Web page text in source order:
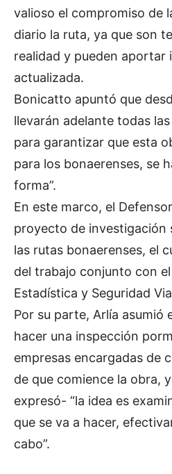
valioso el compromiso de
diario la ruta, ya que son
realidad y pueden aportar
actualizada.
Bonicatto apuntó que
llevarán adelante todas
para garantizar que esta
para los bonaerenses, se
forma”.
En este marco, el
proyecto de investigación
las rutas bonaerenses, el
del trabajo conjunto con
Estadística y Seguridad
Por su parte, Arlía asumió
hacer una inspección
empresas encargadas de
de que comience la obra,
expresó- “la idea es
que se va a hacer,
cabo”.